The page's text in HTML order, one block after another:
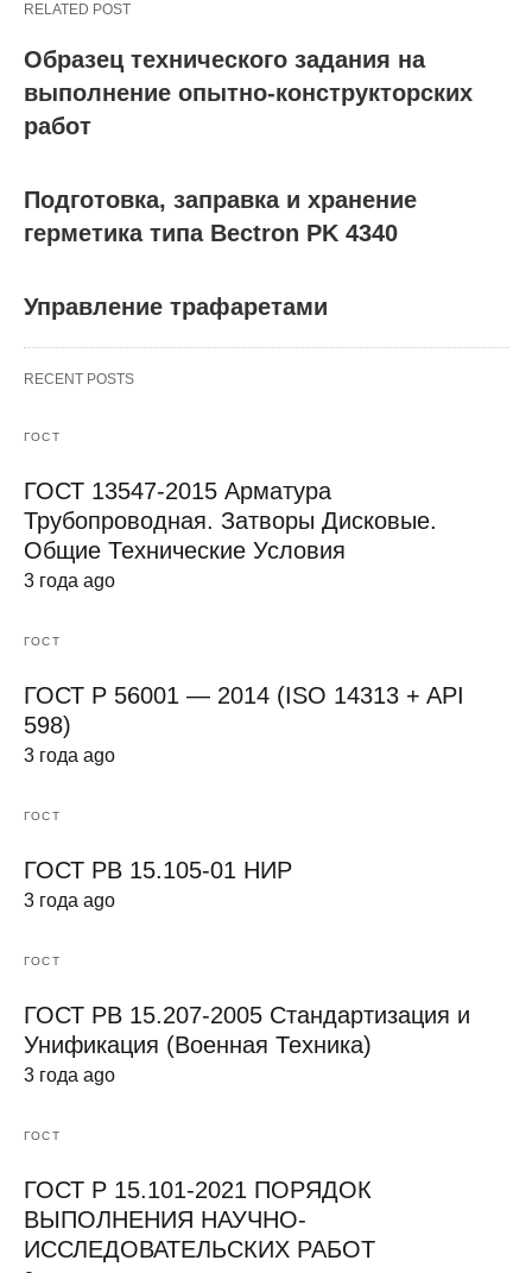
RELATED POST
Образец технического задания на
выполнение опытно-конструкторских
работ
Подготовка, заправка и хранение
герметика типа Bectron PK 4340
Управление трафаретами
RECENT POSTS
ГОСТ
ГОСТ 13547-2015 Арматура
Трубопроводная. Затворы Дисковые.
Общие Технические Условия
3 года ago
ГОСТ
ГОСТ Р 56001 — 2014 (ISO 14313 + API
598)
3 года ago
ГОСТ
ГОСТ РВ 15.105-01 НИР
3 года ago
ГОСТ
ГОСТ РВ 15.207-2005 Стандартизация и
Унификация (Военная Техника)
3 года ago
ГОСТ
ГОСТ Р 15.101-2021 ПОРЯДОК
ВЫПОЛНЕНИЯ НАУЧНО-
ИССЛЕДОВАТЕЛЬСКИХ РАБОТ